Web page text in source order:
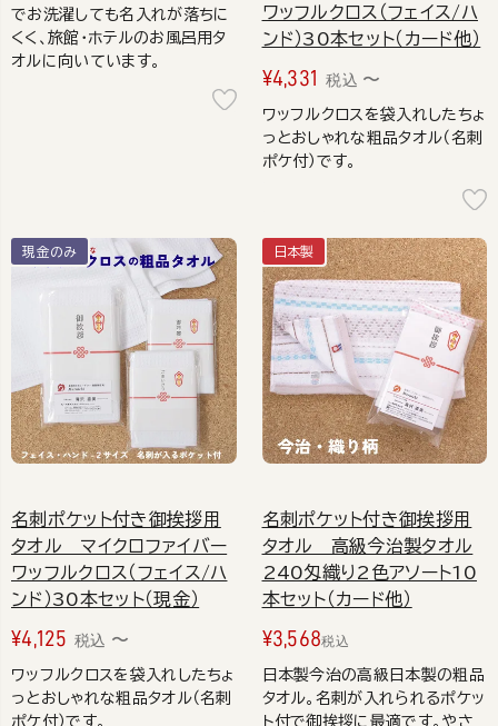
でお洗濯しても名入れが落ちに
くく、旅館・ホテルのお風呂用タ
オルに向いています。
ワッフルクロス（フェイス/ハ
ンド）30本セット（カード他）
¥4,331 税込 〜
ワッフルクロスを袋入れしたちょ
っとおしゃれな粗品タオル（名刺
ポケ付）です。
名刺ポケット付き御挨拶用
タオル マイクロファイバー
ワッフルクロス（フェイス/ハ
ンド）30本セット（現金）
現金のみ
¥4,125 税込 〜
ワッフルクロスを袋入れしたちょ
っとおしゃれな粗品タオル（名刺
ポケ付）です。
名刺ポケット付き御挨拶用
タオル 高級今治製タオル
240匁織り2色アソート10
本セット（カード他）
日本製
¥3,568税込
日本製今治の高級日本製の粗品
タオル。名刺が入れられるポケッ
ト付で御挨拶に最適です。やさ